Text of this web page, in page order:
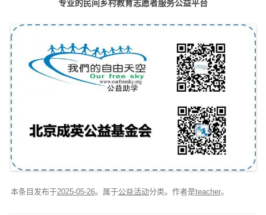
专业的民间乡村教育志愿者服务公益平台
本条目发布于2025-05-26。属于公益活动分类。 作者是teacher。